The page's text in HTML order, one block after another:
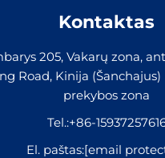
Kontaktas
205, Vakarų zona,
Road, Kinija (Šanchajus)
prekybos zona
Tel.:+86-
El. paštas:[email